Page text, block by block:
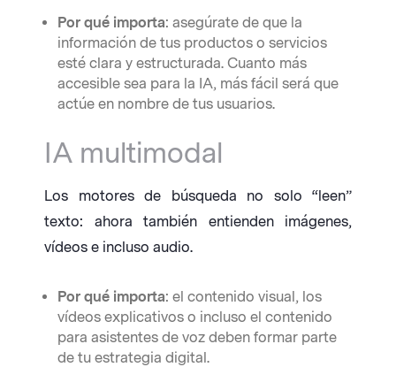
Por qué importa: asegúrate de que la
información de tus productos o servicios
esté clara y estructurada. Cuanto más
accesible sea para la IA, más fácil será que
actúe en nombre de tus usuarios.
IA multimodal
Los motores de búsqueda no solo “leen”
texto: ahora también entienden imágenes,
vídeos e incluso audio.
Por qué importa: el contenido visual, los
vídeos explicativos o incluso el contenido
para asistentes de voz deben formar parte
de tu estrategia digital.